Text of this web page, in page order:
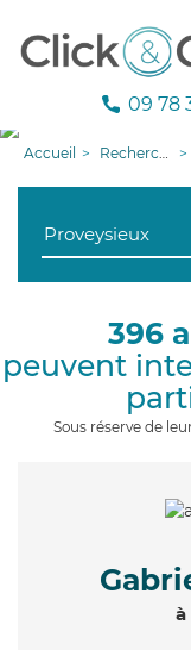
09 78
Accueil Recherche aide à domicile
396
peuvent
Sous réserve de
à